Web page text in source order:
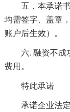
五．本承诺
均需签字、盖章
账户后生效）。
六. 融资不成
费用。
特此承诺
承诺企业法